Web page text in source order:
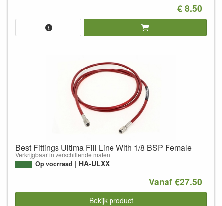
€ 8.50
Best Fittings Ultima Fill Line With 1/8 BSP Female
Verkrijgbaar in verschillende maten!
Op voorraad HA-ULXX
Vanaf €27.50
Bekijk product